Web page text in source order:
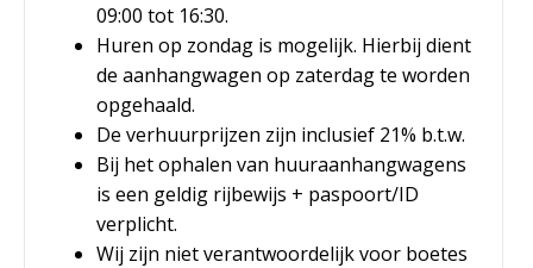
09:00 tot 16:30.
Huren op zondag is mogelijk. Hierbij dient
de aanhangwagen op zaterdag te worden
opgehaald.
De verhuurprijzen zijn inclusief 21% b.t.w.
Bij het ophalen van huuraanhangwagens
is een geldig rijbewijs + paspoort/ID
verplicht.
Wij zijn niet verantwoordelijk voor boetes